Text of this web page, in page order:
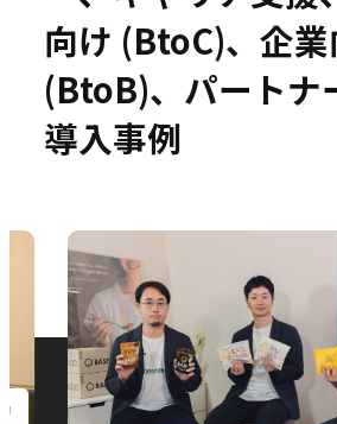
お役立ち情報
向け (BtoC)、企業
(BtoB)、パートナ
導入事例